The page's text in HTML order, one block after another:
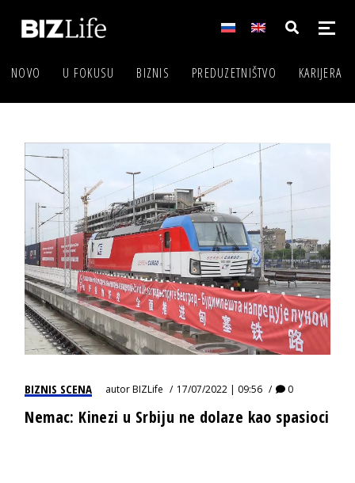
NOVO U FOKUSU BIZNIS PREDUZETNIŠTVO KARIJERA
BIZNIS SCENA autorBIZLife 17/07/2022 | 09:56 0
Nemac: Kinezi u Srbiju ne dolaze kao spasioci